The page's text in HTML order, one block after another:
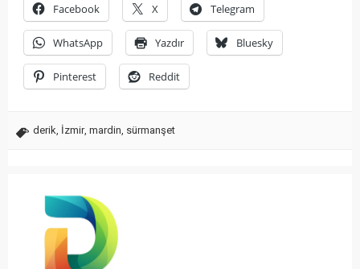
Facebook X Telegram
WhatsApp Yazdır Bluesky
Pinterest Reddit
derik, İzmir, mardin, sürmanşet